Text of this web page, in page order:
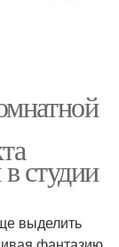
студии
выделить